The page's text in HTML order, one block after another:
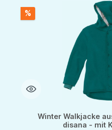
%
Winter Walkjacke
disana - mit